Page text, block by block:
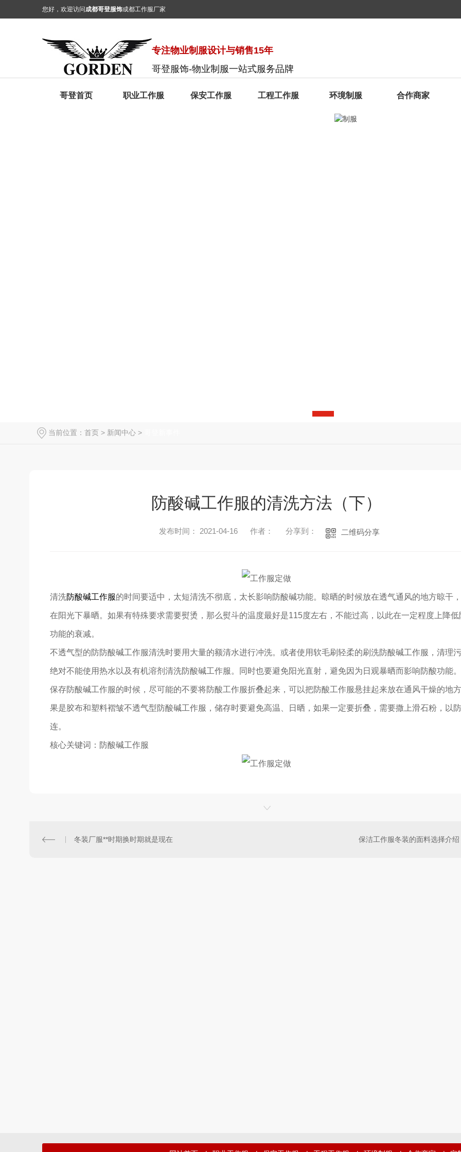
您好，欢迎访问成都哥登服饰成都工作服厂家
专注物业制服设计与销售15年
哥登服饰-物业制服一站式服务品牌
哥登首页 职业工作服 保安工作服 工程工作服 环境制服 合作商家
1 2 3
当前位置： 首页 > 新闻中心 >
防酸碱工作服的清洗方法（下）
发布时间： 2021-04-16 作者： 分享到： 二维码分享
清洗防酸碱工作服的时间要适中，太短清洗不彻底，太长影响防酸碱功能。晾晒的时候放在透气通风的地方晾干
在阳光下暴晒。如果有特殊要求需要熨烫，那么熨斗的温度最好是115度左右，不能过高，以此在一定程度上降低
功能的衰减。
不透气型的防防酸碱工作服清洗时要用大量的额清水进行冲洗。或者使用软毛刷轻柔的刷洗防酸碱工作服，清理
绝对不能使用热水以及有机溶剂清洗防酸碱工作服。同时也要避免阳光直射，避免因为日观暴晒而影响防酸功能。
保存防酸碱工作服的时候，尽可能的不要将防酸工作服折叠起来，可以把防酸工作服悬挂起来放在通风干燥的地
果是胶布和塑料褶皱不透气型防酸碱工作服，储存时要避免高温、日晒，如果一定要折叠，需要撒上滑石粉，以
连。
核心关键词：防酸碱工作服
冬装厂服**时期换时期就是现在 保洁工作服冬装的面料选择介绍